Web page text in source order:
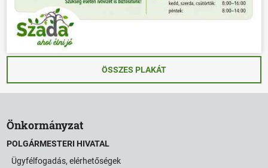
ÖSSZES PLAKÁT
Önkormányzat
POLGÁRMESTERI HIVATAL
Ügyfélfogadás, elérhetőségek